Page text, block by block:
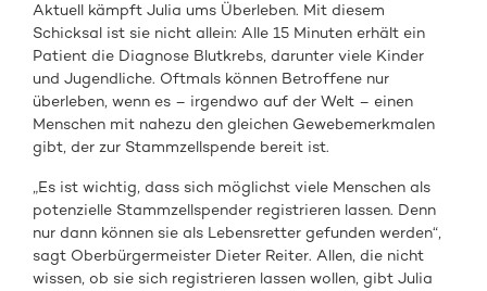
Aktuell kämpft Julia ums Überleben. Mit diesem
Schicksal ist sie nicht allein: Alle 15 Minuten erhält ein
Patient die Diagnose Blutkrebs, darunter viele Kinder
und Jugendliche. Oftmals können Betroffene nur
überleben, wenn es – irgendwo auf der Welt – einen
Menschen mit nahezu den gleichen Gewebemerkmalen
gibt, der zur Stammzellspende bereit ist.
„Es ist wichtig, dass sich möglichst viele Menschen als
potenzielle Stammzellspender registrieren lassen. Denn
nur dann können sie als Lebensretter gefunden werden“,
sagt Oberbürgermeister Dieter Reiter. Allen, die nicht
wissen, ob sie sich registrieren lassen wollen, gibt Julia